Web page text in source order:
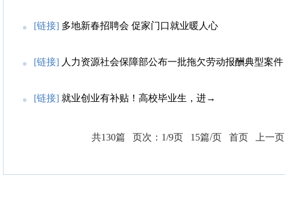
[链接] 多地新春招聘会 促家门口就业暖人心
[链接] 人力资源社会保障部公布一批拖欠劳动报酬典型案件
[链接] 就业创业有补贴！高校毕业生，进→
共130篇 页次：1/9页 15篇/页 首页 上一页